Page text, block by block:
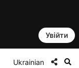
Увійти
Ukrainian